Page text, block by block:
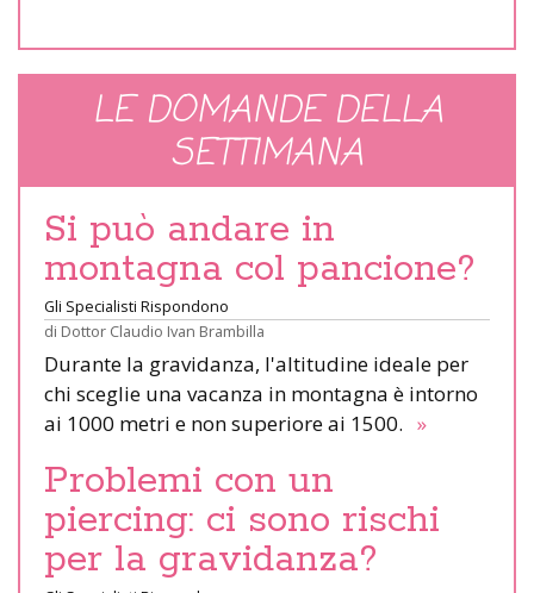
LE DOMANDE DELLA
SETTIMANA
Si può andare in
montagna col pancione?
Gli Specialisti Rispondono
di Dottor Claudio Ivan Brambilla
Durante la gravidanza, l'altitudine ideale per
chi sceglie una vacanza in montagna è intorno
ai 1000 metri e non superiore ai 1500. »
Problemi con un
piercing: ci sono rischi
per la gravidanza?